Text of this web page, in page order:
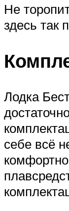
Не
здесь так
Лодка
себе всё